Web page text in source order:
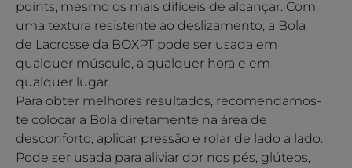
points, mesmo os mais difíceis de alcançar. Com
uma textura resistente ao deslizamento, a Bola
de Lacrosse da BOXPT pode ser usada em
qualquer músculo, a qualquer hora e em
qualquer lugar.
Para obter melhores resultados, recomendamos-
te colocar a Bola diretamente na área de
desconforto, aplicar pressão e rolar de lado a lado.
Pode ser usada para aliviar dor nos pés, glúteos,